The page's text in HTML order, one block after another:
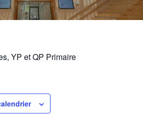
YP et QP Primaire